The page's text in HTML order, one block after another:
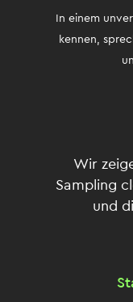
In einem
kennen,
Wir
Sampling
und